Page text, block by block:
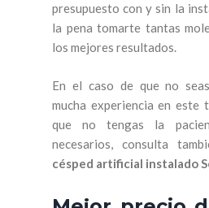
presupuesto con y sin la
la pena tomarte tantas
los mejores resultados.
En el caso de que no
mucha experiencia en este
que no tengas la
necesarios, consulta
césped artificial instalado